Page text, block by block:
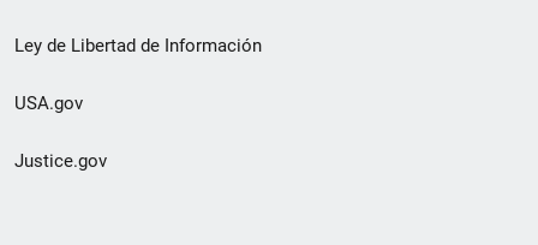
Ley de Libertad de Información
USA.gov
Justice.gov